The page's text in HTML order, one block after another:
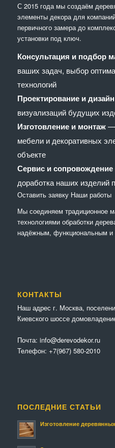
С 2015 года мы создаём
элементы декора для
первичного замера до
установки под ключ.
Консультация и подбор
ваших задач, выбор
технологий
Проектирование и дизайн
визуализаций будущих
Изготовление и монтаж—
мебели и декоративных
объекте
Сервис и сопровождение
доработка наших изделий
Оставить заявку Наши работы
Мы соединяем традиционное
технологиями обработки
надёжным, функциональным и
КОНТАКТЫ
Наш адрес г. Москва,
Киевского шоссе
Почта: info@derevodekor.ru
Телефон: +7(967) 580-2010
ПОСЛЕДНИЕ СТАТЬИ
Изготовление